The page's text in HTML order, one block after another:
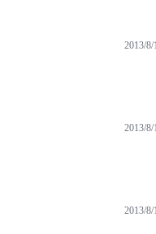
2013/8/
2013/8/
2013/8/